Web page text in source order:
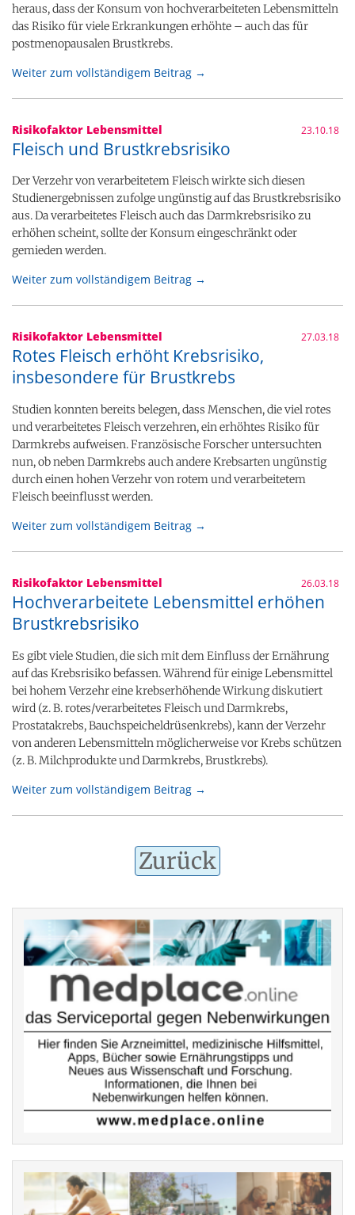
heraus, dass der Konsum von hochverarbeiteten Lebensmitteln
das Risiko für viele Erkrankungen erhöhte – auch das für
postmenopausalen Brustkrebs.
Weiter zum vollständigem Beitrag →
Risikofaktor Lebensmittel 23.10.18
Fleisch und Brustkrebsrisiko
Der Verzehr von verarbeitetem Fleisch wirkte sich diesen
Studienergebnissen zufolge ungünstig auf das Brustkrebsrisiko
aus. Da verarbeitetes Fleisch auch das Darmkrebsrisiko zu
erhöhen scheint, sollte der Konsum eingeschränkt oder
gemieden werden.
Weiter zum vollständigem Beitrag →
Risikofaktor Lebensmittel 27.03.18
Rotes Fleisch erhöht Krebsrisiko,
insbesondere für Brustkrebs
Studien konnten bereits belegen, dass Menschen, die viel rotes
und verarbeitetes Fleisch verzehren, ein erhöhtes Risiko für
Darmkrebs aufweisen. Französische Forscher untersuchten
nun, ob neben Darmkrebs auch andere Krebsarten ungünstig
durch einen hohen Verzehr von rotem und verarbeitetem
Fleisch beeinflusst werden.
Weiter zum vollständigem Beitrag →
Risikofaktor Lebensmittel 26.03.18
Hochverarbeitete Lebensmittel erhöhen
Brustkrebsrisiko
Es gibt viele Studien, die sich mit dem Einfluss der Ernährung
auf das Krebsrisiko befassen. Während für einige Lebensmittel
bei hohem Verzehr eine krebserhöhende Wirkung diskutiert
wird (z. B. rotes/verarbeitetes Fleisch und Darmkrebs,
Prostatakrebs, Bauchspeicheldrüsenkrebs), kann der Verzehr
von anderen Lebensmitteln möglicherweise vor Krebs schützen
(z. B. Milchprodukte und Darmkrebs, Brustkrebs).
Weiter zum vollständigem Beitrag →
Zurück